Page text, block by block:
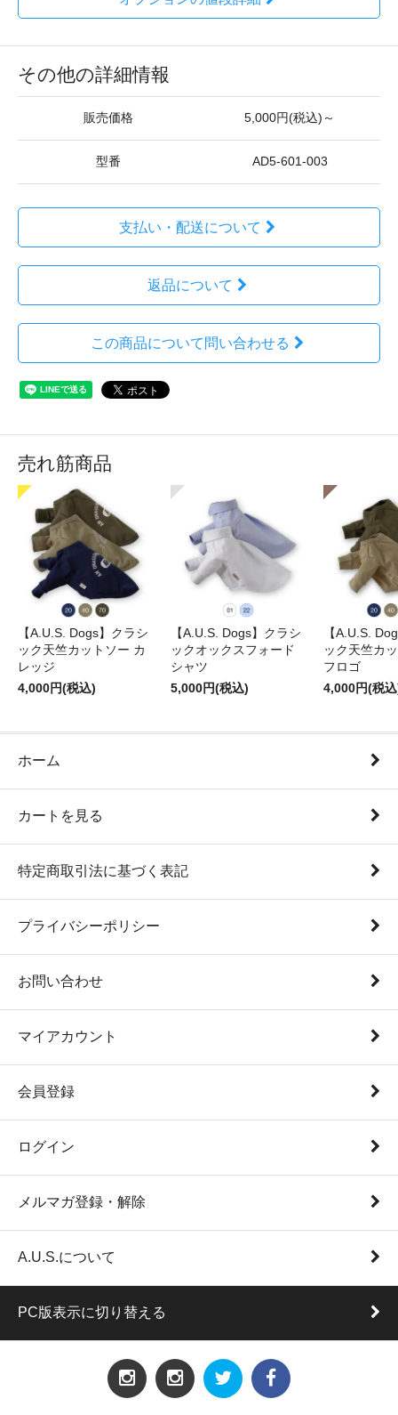
その他の詳細情報
販売価格 5,000円(税込)～
型番 AD5-601-003
支払い・配送について
返品について
この商品について問い合わせる
売れ筋商品
【A.U.S. Dogs】クラシ
ック天竺カットソー カ
レッジ
4,000円(税込)
【A.U.S. Dogs】クラシ
ックオックスフォード
シャツ
5,000円(税込)
【A.U.S.
ック天竺カ
フロゴ
4,000円(税
ホーム
カートを見る
特定商取引法に基づく表記
プライバシーポリシー
お問い合わせ
マイアカウント
会員登録
ログイン
メルマガ登録・解除
A.U.S.について
PC版表示に切り替える